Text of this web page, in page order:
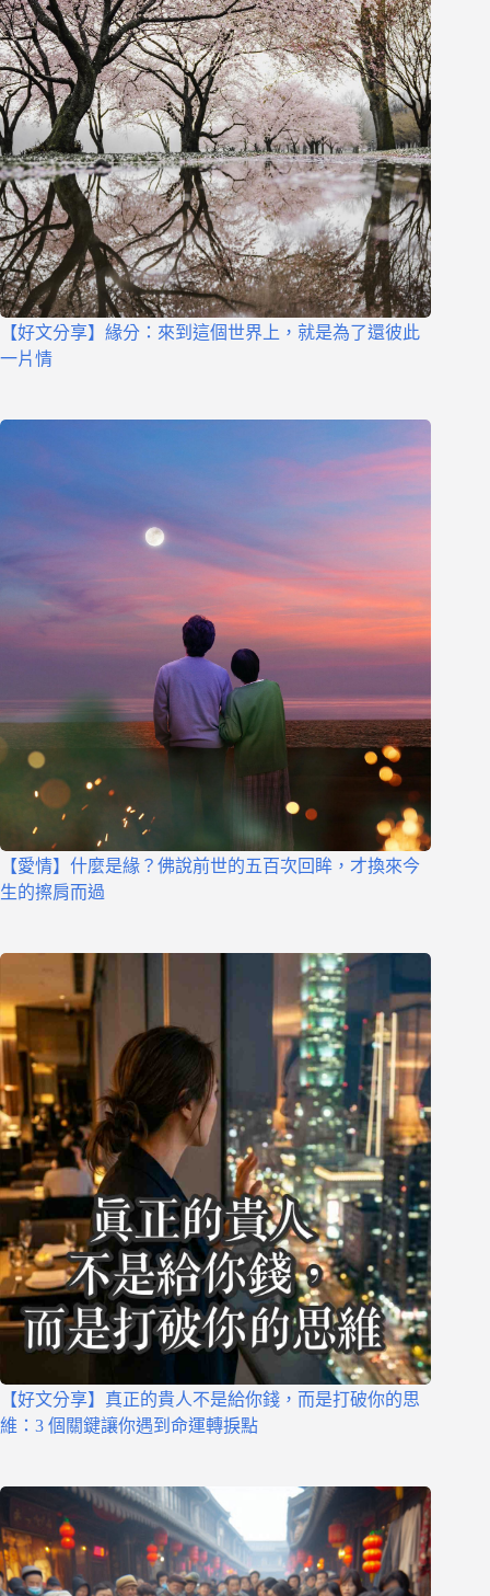
【好文分享】緣分：來到這個世界上，就是為了還彼此
一片情
【愛情】什麼是緣？佛說前世的五百次回眸，才換來今
生的擦肩而過
【好文分享】真正的貴人不是給你錢，而是打破你的思
維：3 個關鍵讓你遇到命運轉捩點